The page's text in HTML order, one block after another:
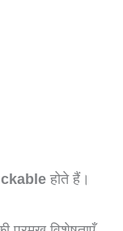
होते हैं।